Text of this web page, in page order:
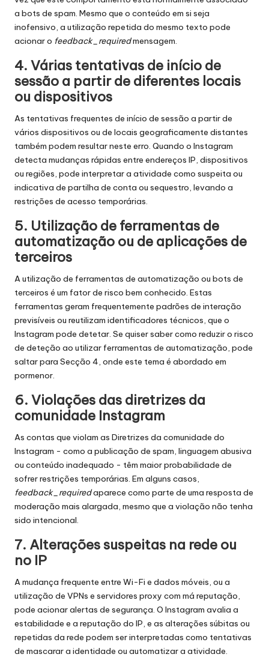
a bots de spam. Mesmo que o conteúdo em si seja
inofensivo, a utilização repetida do mesmo texto pode
acionar o feedback_requiredmensagem.
4. Várias tentativas de início de
sessão a partir de diferentes locais
ou dispositivos
As tentativas frequentes de início de sessão a partir de
vários dispositivos ou de locais geograficamente distantes
também podem resultar neste erro. Quando o Instagram
detecta mudanças rápidas entre endereços IP, dispositivos
ou regiões, pode interpretar a atividade como suspeita ou
indicativa de partilha de conta ou sequestro, levando a
restrições de acesso temporárias.
5. Utilização de ferramentas de
automatização ou de aplicações de
terceiros
A utilização de ferramentas de automatização ou bots de
terceiros é um fator de risco bem conhecido. Estas
ferramentas geram frequentemente padrões de interação
previsíveis ou reutilizam identificadores técnicos, que o
Instagram pode detetar. Se quiser saber como reduzir o risco
de deteção ao utilizar ferramentas de automatização, pode
saltar para Secção 4, onde este tema é abordado em
pormenor.
6. Violações das diretrizes da
comunidade Instagram
As contas que violam as Diretrizes da comunidade do
Instagram - como a publicação de spam, linguagem abusiva
ou conteúdo inadequado - têm maior probabilidade de
sofrer restrições temporárias. Em alguns casos,
feedback_requiredaparece como parte de uma resposta de
moderação mais alargada, mesmo que a violação não tenha
sido intencional.
7. Alterações suspeitas na rede ou
no IP
A mudança frequente entre Wi-Fi e dados móveis, ou a
utilização de VPNs e servidores proxy com má reputação,
pode acionar alertas de segurança. O Instagram avalia a
estabilidade e a reputação do IP, e as alterações súbitas ou
repetidas da rede podem ser interpretadas como tentativas
de mascarar a identidade ou automatizar a atividade.